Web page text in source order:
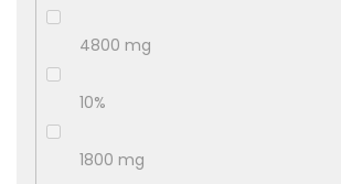
4800 mg
10%
1800 mg